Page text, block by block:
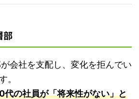
部
会社を支配し、変化を拒んでい
。
の社員が「将来性がない」と